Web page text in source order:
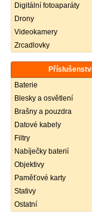
Digitální fotoaparáty
Drony
Videokamery
Zrcadlovky
Baterie
Blesky a osvětlení
Brašny a pouzdra
Datové kabely
Filtry
Nabíječky baterií
Objektivy
Paměťové karty
Stativy
Ostatní